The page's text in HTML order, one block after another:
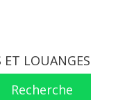
ET LOUANGES
Recherche